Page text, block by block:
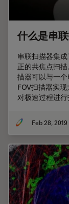
什么是串
串联扫描器集
正的共焦点扫
描器可以与一
FOV扫描器实
对极速过程进行
Feb 28, 2019